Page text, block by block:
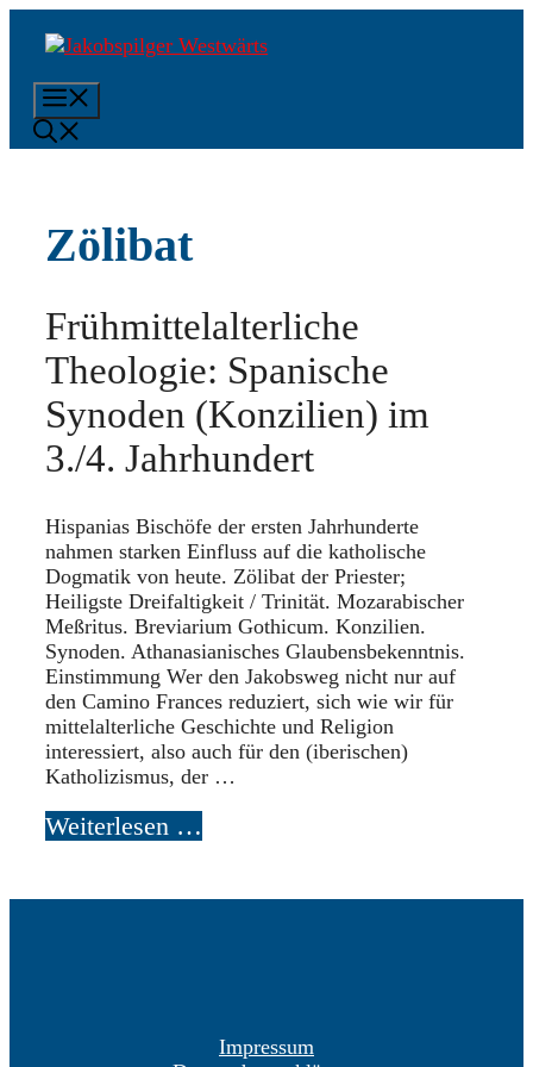
Inhalt
Zölibat
Frühmittelalterliche
Theologie: Spanische
Synoden (Konzilien) im
3./4. Jahrhundert
Hispanias Bischöfe der ersten Jahrhunderte
nahmen starken Einfluss auf die katholische
Dogmatik von heute. Zölibat der Priester;
Heiligste Dreifaltigkeit / Trinität. Mozarabischer
Meßritus. Breviarium Gothicum. Konzilien.
Synoden. Athanasianisches Glaubensbekenntnis.
Einstimmung Wer den Jakobsweg nicht nur auf
den Camino Frances reduziert, sich wie wir für
mittelalterliche Geschichte und Religion
interessiert, also auch für den (iberischen)
Katholizismus, der …
Weiterlesen …
Impressum